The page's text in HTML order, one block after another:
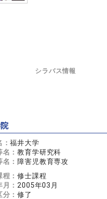
シラバス情報
：福井大学
名：教育学研究科
： 障害児教育専攻
程：修士課程
： 2005年03月
分：修了